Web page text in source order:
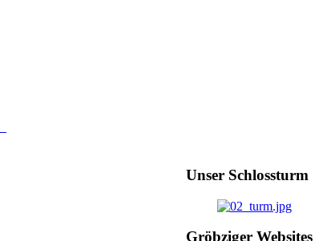
Unser Schlossturm
Gröbziger Websites